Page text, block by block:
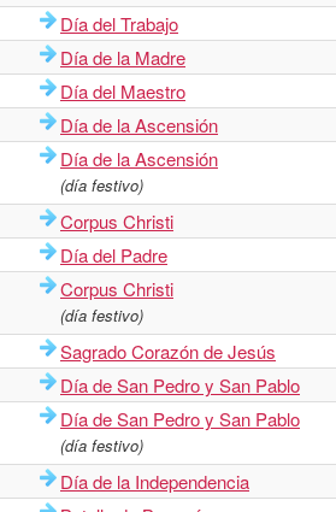
Día del Trabajo
Día de la Madre
Día del Maestro
Día de la Ascensión
Día de la Ascensión
(día festivo)
Corpus Christi
Día del Padre
Corpus Christi
(día festivo)
Sagrado Corazón de Jesús
Día de San Pedro y San Pablo
Día de San Pedro y San Pablo
(día festivo)
Día de la Independencia